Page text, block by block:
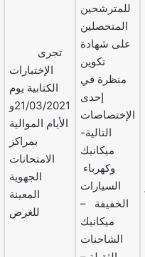
الإختبارات
الكتابية يوم
21/03/2021و
الأيام الموالية
بمراكز
الامتحانات
الجهوية
المعينة
للغرض
للمترشحين
المتحصلين
على شهادة
تكوين
منظرة في
إحدى
الإختصاصات
التالية-
ميكانيك
وكهرباء
السيارات
الخفيفة –
ميكانيك
الشاحنات